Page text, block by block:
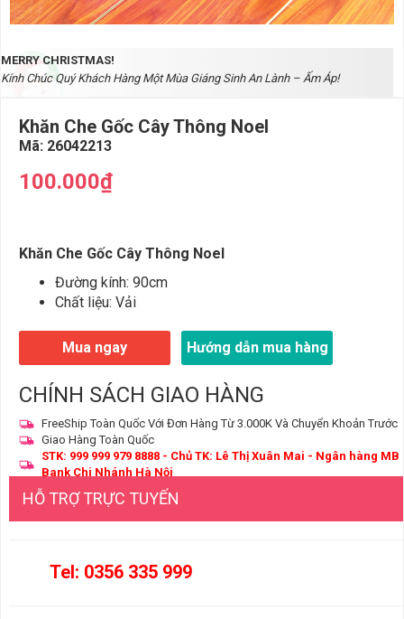
MERRY CHRISTMAS!
Kính Chúc Quý Khách Hàng Một Mùa Giáng Sinh An Lành – Ấm Áp!
Khăn Che Gốc Cây Thông Noel
Mã: 26042213
100.000₫
Khăn Che Gốc Cây Thông Noel
Đường kính: 90cm
Chất liệu: Vải
Mua ngay Hướng dẫn mua hàng
CHÍNH SÁCH GIAO HÀNG
FreeShip Toàn Quốc Với Đơn Hàng Từ 3.000K Và Chuyển Khoản Trước
Giao Hàng Toàn Quốc
STK: 999 999 979 8888 - Chủ TK: Lê Thị Xuân Mai - Ngân hàng MB
Bank Chi Nhánh Hà Nội
HỖ TRỢ TRỰC TUYẾN
Tel: 0356 335 999